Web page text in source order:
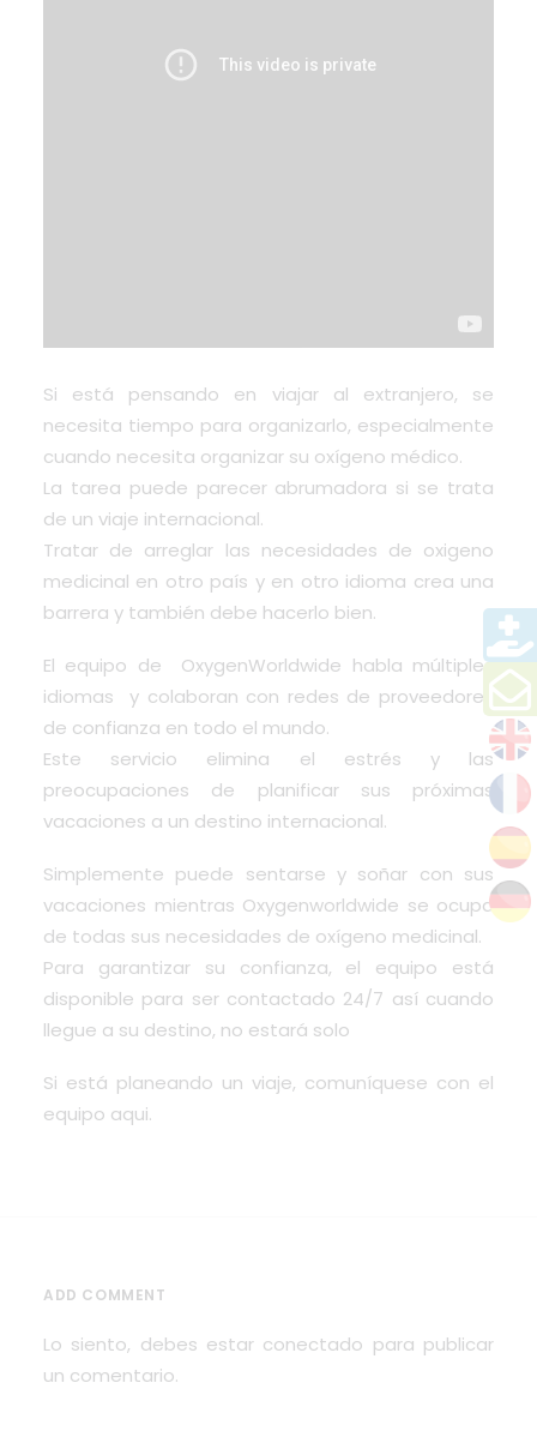
Si está pensando en viajar al extranjero, se
necesita tiempo para organizarlo, especialmente
cuando necesita organizar su oxígeno médico.
La tarea puede parecer abrumadora si se trata
de un viaje internacional.
Tratar de arreglar las necesidades de oxigeno
medicinal en otro país y en otro idioma crea una
barrera y también debe hacerlo bien.
El equipo de OxygenWorldwide habla múltiples
idiomas y colaboran con redes de proveedores
de confianza en todo el mundo.
Este servicio elimina el estrés y las
preocupaciones de planificar sus próximas
vacaciones a un destino internacional.
Simplemente puede sentarse y soñar con sus
vacaciones mientras Oxygenworldwide se ocupa
de todas sus necesidades de oxígeno medicinal.
Para garantizar su confianza, el equipo está
disponible para ser contactado 24/7 así cuando
llegue a su destino, no estará solo
Si está planeando un viaje, comuníquese con el
equipo aqui.
ADD COMMENT
Lo siento, debes estar conectado para publicar
un comentario.